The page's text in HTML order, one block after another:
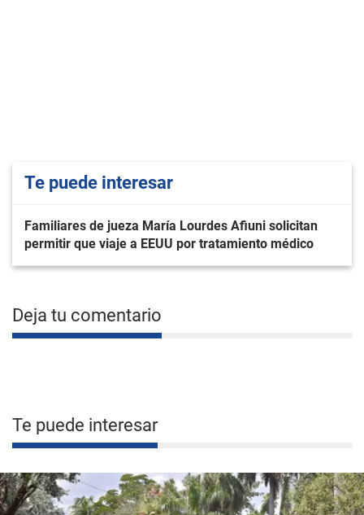
Te puede interesar
Familiares de jueza María Lourdes Afiuni solicitan
permitir que viaje a EEUU por tratamiento médico
Deja tu comentario
Te puede interesar